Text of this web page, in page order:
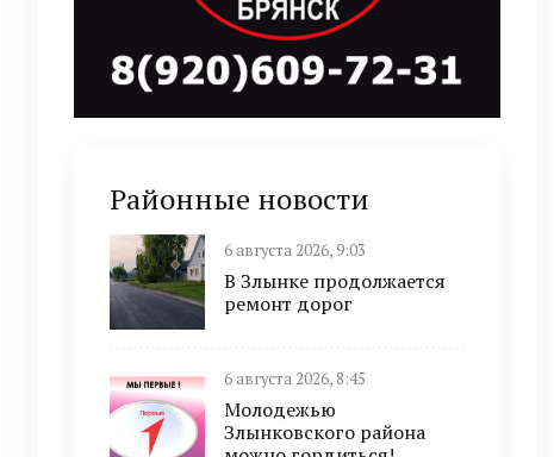
Районные новости
6 августа 2026, 9:03
В Злынке продолжается
ремонт дорог
6 августа 2026, 8:45
Молодежью
Злынковского района